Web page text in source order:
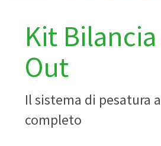
Kit
Out
Il sistema di pesatura
completo